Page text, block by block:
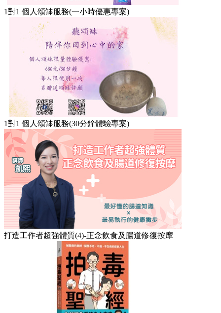
1對1 個人頌缽服務(一小時優惠專案)
1對1 個人頌缽服務(30分鐘體驗專案)
打造工作者超強體質(4)-正念飲食及腸道修復按摩